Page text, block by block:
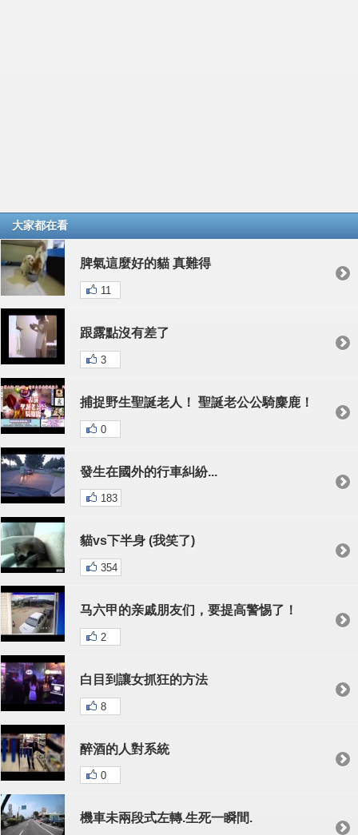
大家都在看
脾氣這麼好的貓 真難得
11
跟露點沒有差了
3
捕捉野生聖誕老人！ 聖誕老公公騎麋鹿！
0
發生在國外的行車糾紛...
183
貓vs下半身 (我笑了)
354
马六甲的亲戚朋友们，要提高警惕了！
2
白目到讓女抓狂的方法
8
醉酒的人對系統
0
機車未兩段式左轉.生死一瞬間.